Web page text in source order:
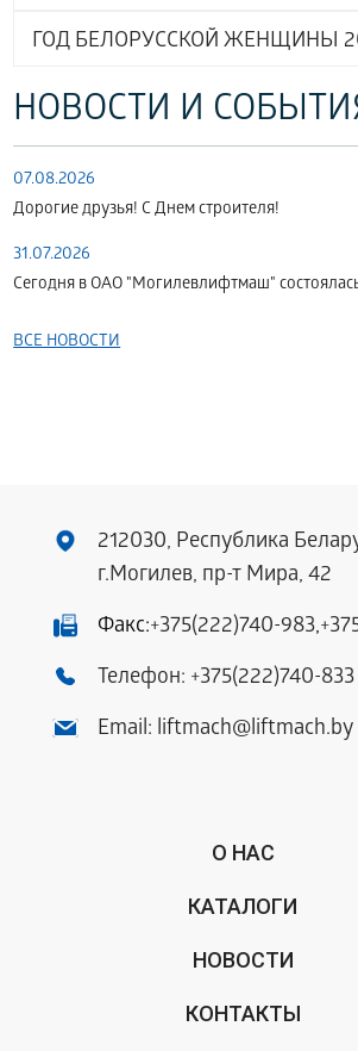
ГОД БЕЛОРУССКОЙ ЖЕНЩИНЫ
НОВОСТИ И
07.08.2026
Дорогие друзья! С Днем строителя!
31.07.2026
Сегодня в ОАО "Могилевлифтмаш"
ВСЕ НОВОСТИ
212030, Республика
г.Могилев, пр-т Мира, 42
Факс:+375(222)740-983,
Телефон: +375(222)740-833
Email: liftmach@liftmach.by
О НАС
КАТАЛОГИ
НОВОСТИ
КОНТАКТЫ